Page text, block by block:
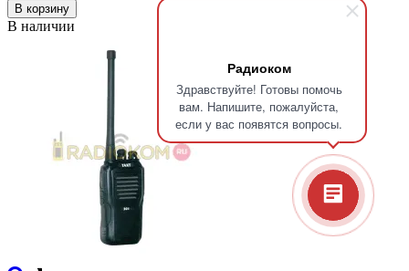
Радиоком
Здравствуйте! Готовы помочь
вам. Напишите, пожалуйста,
если у вас появятся вопросы.
В корзину
В наличии